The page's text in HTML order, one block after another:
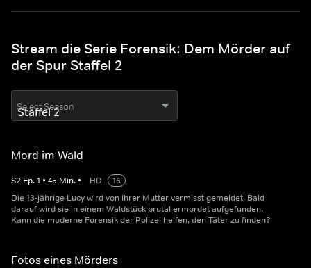
Stream die Serie Forensik: Dem Mörder auf
der Spur Staffel 2
Select Season
Mord im Wald
S2 Ep.1 • 45 Min. • HD
16
Die 13-jährige Lucy wird von ihrer Mutter vermisst gemeldet. Bald
darauf wird sie in einem Waldstück brutal ermordet aufgefunden.
Kann die moderne Forensik der Polizei helfen, den Täter zu finden?
Fotos eines Mörders